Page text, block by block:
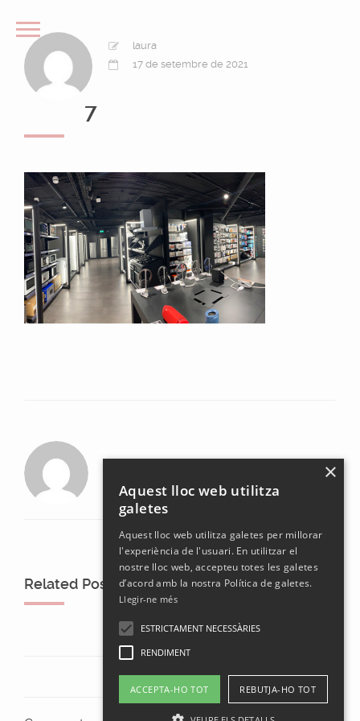
laura
17 de setembre de 2021
7
laura
Related Posts
×
Aquest lloc web utilitza
galetes
Aquest lloc web utilitza galetes per millorar
l'experiència de l'usuari. En utilitzar el
nostre lloc web, accepteu totes les galetes
d’acord amb la nostra Política de galetes.
Llegir-ne més
ESTRICTAMENT NECESSÀRIES
RENDIMENT
ACCEPTA-HO TOT REBUTJA-HO TOT